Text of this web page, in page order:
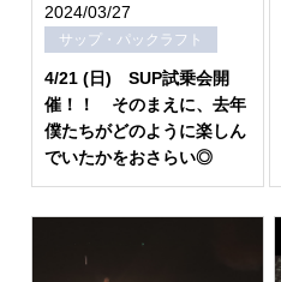
2024/03/27
サップ・パックラフト
4/21 (日) SUP試乗会開
催！！ そのまえに、去年
僕たちがどのように楽しん
でいたかをおさらい◎